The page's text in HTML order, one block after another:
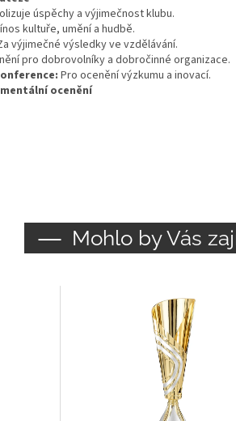
úspěchy a výjimečnost klubu.
kultuře, umění a hudbě.
výjimečné výsledky ve vzdělávání.
pro dobrovolníky a dobročinné organizace.
Pro ocenění výzkumu a inovací.
ocenění
Mohlo by Vás